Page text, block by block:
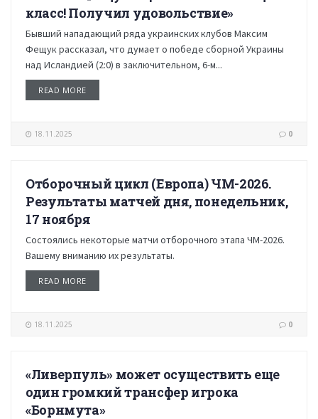
класс! Получил удовольствие»
Бывший нападающий ряда украинских клубов Максим
Фещук рассказал, что думает о победе сборной Украины
над Исландией (2:0) в заключительном, 6-м...
READ MORE
18.11.2025 0
НОВОСТИ
Отборочный цикл (Европа) ЧМ-2026.
Результаты матчей дня, понедельник,
17 ноября
Состоялись некоторые матчи отборочного этапа ЧМ-2026.
Вашему вниманию их результаты.
READ MORE
18.11.2025 0
НОВОСТИ
«Ливерпуль» может осуществить еще
один громкий трансфер игрока
«Борнмута»